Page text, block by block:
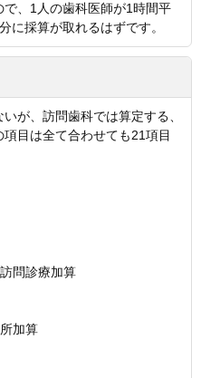
、1人の歯科医師が1時間平
に採算が取れるはずです。
が、訪問歯科では算定する、
目は全て合わせても21項目
問診療加算
加算